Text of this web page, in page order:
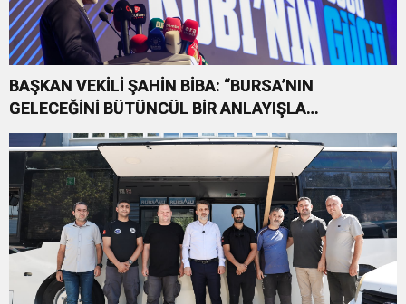
BAŞKAN VEKİLİ ŞAHİN BİBA: “BURSA’NIN
GELECEĞİNİ BÜTÜNCÜL BİR ANLAYIŞLA
PLANLIYORUZ”